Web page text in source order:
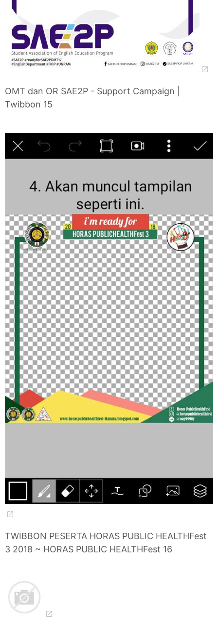
OMT dan OR SAE2P - Support Campaign |
Twibbon 15
TWIBBON PESERTA HORAS PUBLIC HEALTHFest
3 2018 ~ HORAS PUBLIC HEALTHFest 16